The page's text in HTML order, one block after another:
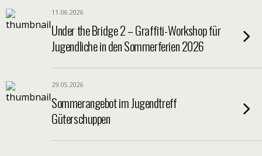
11.06.2026
Under the Bridge 2 – Graffiti-Workshop für
Jugendliche in den Sommerferien 2026
29.05.2026
Sommerangebot im Jugendtreff
Güterschuppen